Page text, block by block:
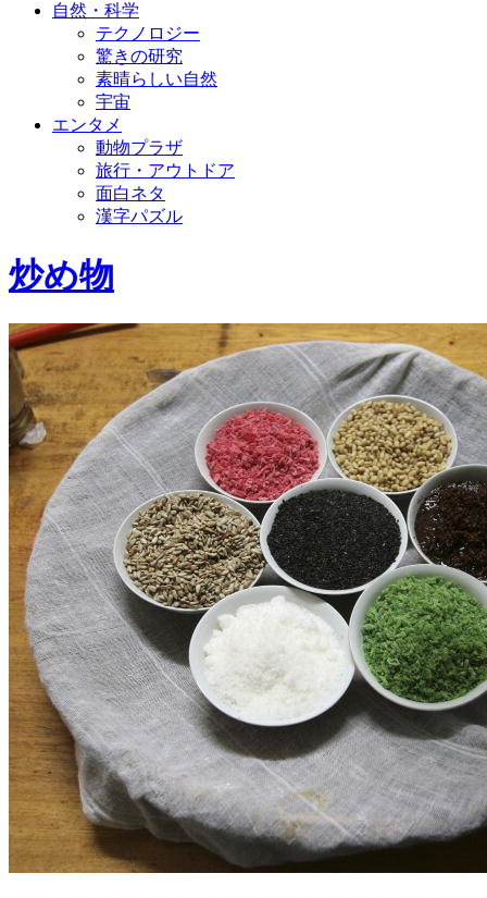
自然・科学
テクノロジー
驚きの研究
素晴らしい自然
宇宙
エンタメ
動物プラザ
旅行・アウトドア
面白ネタ
漢字パズル
炒め物